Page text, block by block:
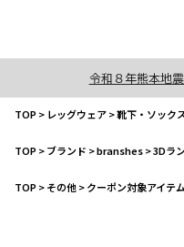
令和８年熊本地
TOP> レッグウェア>靴下・ソック
TOP>ブランド >branshes>3Dラ
TOP>その他>クーポン対象アイテム